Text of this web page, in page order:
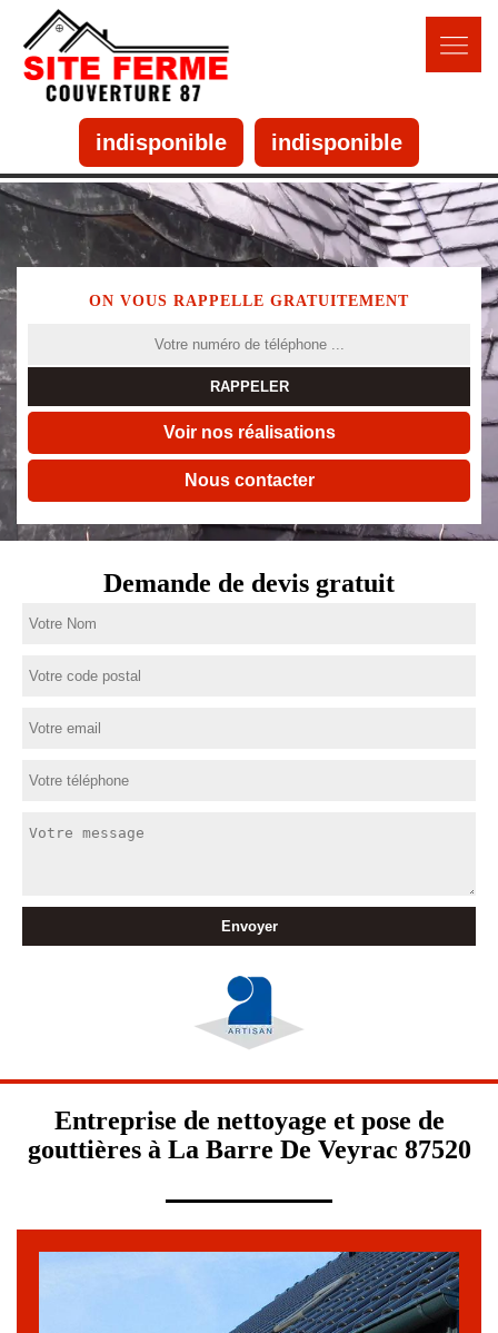
indisponible indisponible
ON VOUS RAPPELLE GRATUITEMENT
Voir nos réalisations
Nous contacter
Demande de devis gratuit
Entreprise de nettoyage et pose de
gouttières à La Barre De Veyrac 87520